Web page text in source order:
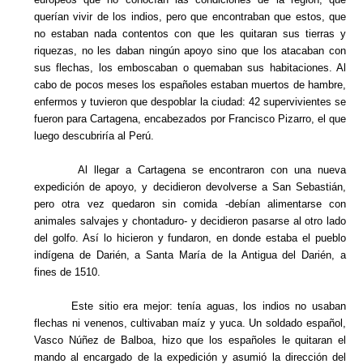
querían vivir de los indios, pero que encontraban que estos, que
no estaban nada contentos con que les quitaran sus tierras y
riquezas, no les daban ningún apoyo sino que los atacaban con
sus flechas, los emboscaban o quemaban sus habitaciones. Al
cabo de pocos meses los españoles estaban muertos de hambre,
enfermos y tuvieron que despoblar la ciudad: 42 supervivientes se
fueron para Cartagena, encabezados por Francisco Pizarro, el que
luego descubriría al Perú.
Al llegar a Cartagena se encontraron con una nueva
expedición de apoyo, y decidieron devolverse a San Sebastián,
pero otra vez quedaron sin comida -debían alimentarse con
animales salvajes y chontaduro- y decidieron pasarse al otro lado
del golfo. Así lo hicieron y fundaron, en donde estaba el pueblo
indígena de Darién, a Santa María de la Antigua del Darién, a
fines de 1510.
Este sitio era mejor: tenía aguas, los indios no usaban
flechas ni venenos, cultivaban maíz y yuca. Un soldado español,
Vasco Núñez de Balboa, hizo que los españoles le quitaran el
mando al encargado de la expedición y asumió la dirección del